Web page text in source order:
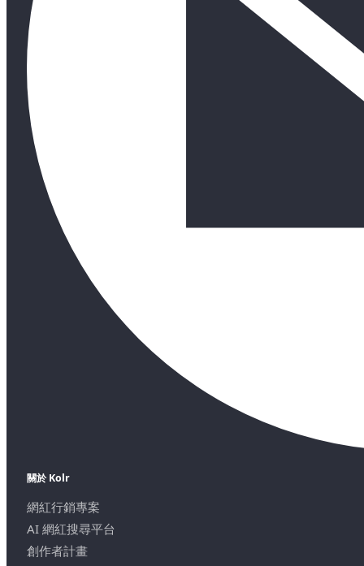
關於 Kolr
網紅行銷專案
AI 網紅搜尋平台
創作者計畫